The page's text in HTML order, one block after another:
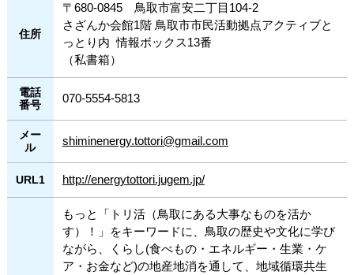
ン
ャ
フ
タ
住所
〒680-0845 鳥取市富安二丁目104-2
さざんか会館1階 鳥取市市民活動拠点アクティブと
っとり内 情報ボックス13番
（私書箱）
電話
番号
070-5554-5813
メー
ル
shiminenergy.tottori@gmail.com
URL1 http://energytottori.jugem.jp/
もっと「トリ活（鳥取にある大事なものを活か
す）！」をキーワードに、鳥取の歴史や文化に学び
ながら、くらし(食べもの・エネルギー・生業・ケ
ア・お金など)の地産地消を通して、地域循環共生